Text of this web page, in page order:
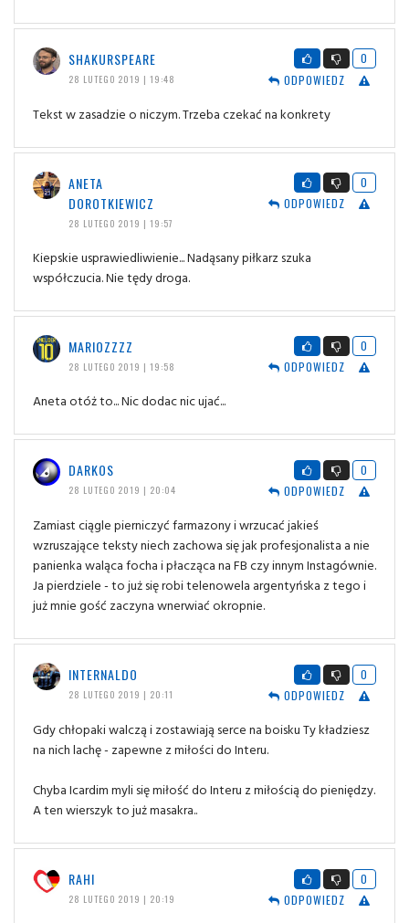
SHAKURSPEARE
28 LUTEGO 2019 | 19:48
0
ODPOWIEDZ
Tekst w zasadzie o niczym. Trzeba czekać na konkrety
ANETA
DOROTKIEWICZ
28 LUTEGO 2019 | 19:57
0
ODPOWIEDZ
Kiepskie usprawiedliwienie... Nadąsany piłkarz szuka
współczucia. Nie tędy droga.
MARIOZZZZ
28 LUTEGO 2019 | 19:58
0
ODPOWIEDZ
Aneta otóż to... Nic dodac nic ujać...
DARKOS
28 LUTEGO 2019 | 20:04
0
ODPOWIEDZ
Zamiast ciągle pierniczyć farmazony i wrzucać jakieś
wzruszające teksty niech zachowa się jak profesjonalista a nie
panienka waląca focha i płacząca na FB czy innym Instagównie.
Ja pierdziele - to już się robi telenowela argentyńska z tego i
już mnie gość zaczyna wnerwiać okropnie.
INTERNALDO
28 LUTEGO 2019 | 20:11
0
ODPOWIEDZ
Gdy chłopaki walczą i zostawiają serce na boisku Ty kładziesz
na nich lachę - zapewne z miłości do Interu.
Chyba Icardim myli się miłość do Interu z miłością do pieniędzy.
A ten wierszyk to już masakra..
RAHI
28 LUTEGO 2019 | 20:19
0
ODPOWIEDZ